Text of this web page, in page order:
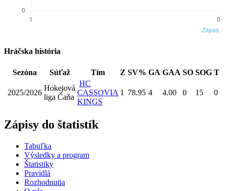
Hráčska história
Sezóna Súťaž Tím Z SV% GA GAA SO SOG T
2025/2026
Hokejová
liga Čaňa
HC
CASSOVIA
KINGS
1 78.95 4 4.00 0 15 0
Zápisy do štatistík
Tabuľka
Výsledky a program
Štatistiky
Pravidlá
Rozhodnutia